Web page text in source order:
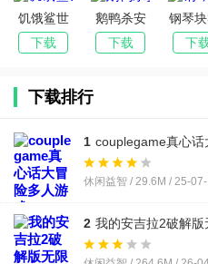
饥饿鲨世
界国际服
无限金币
(Hungry
World)
下载
鹅鸭杀安
卓版下载
官方版
下载
钢琴
置作
单下
下
下载排行
1 couplegame真心话
休闲益智 / 29.6M / 25-
2 我的安吉拉2破解
v26.2.11.38728 免费版